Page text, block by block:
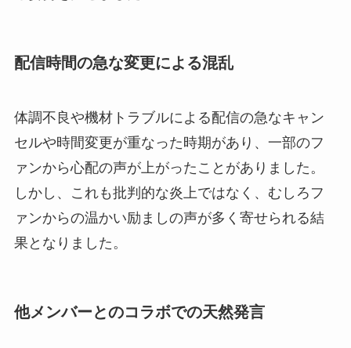
配信時間の急な変更による混乱
体調不良や機材トラブルによる配信の急なキャン
セルや時間変更が重なった時期があり、一部のフ
ァンから心配の声が上がったことがありました。
しかし、これも批判的な炎上ではなく、むしろフ
ァンからの温かい励ましの声が多く寄せられる結
果となりました。
他メンバーとのコラボでの天然発言